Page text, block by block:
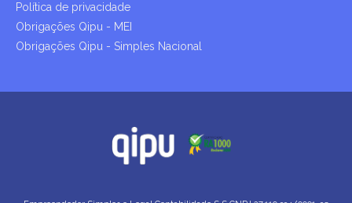
Política de privacidade
Obrigações Qipu - MEI
Obrigações Qipu - Simples Nacional